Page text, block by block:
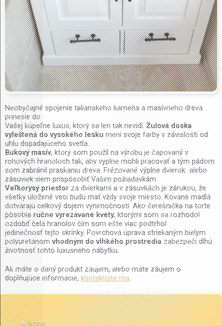
Neobyčajné spojenie talianskeho kameňa a masívneho dreva
prinesie do
Vašej kúpeľne luxus, ktorý sa len tak nevidí. Žulová doska
vyleštená do vysokého lesku mení svoje farby v závislosti od
uhlu dopadajúceho svetla.
Bukový masív, ktorý som použil na výrobu je čapovaný v
rohových hranoloch tak, aby výplne mohli pracovať a tým pádom
som zabránil praskaniu dreva. Frézované výplne dvierok alebo
zásuviek viem prispôsobiť Vašim požiadavkám.
Veľkorysý priestor za dvierkami a v zásuvkách je zárukou, že
všetky uložené veci budú mať vždy svoje miesto. Kované madlá
dotvárajú celkový dojem výnimočnosti. Ako čerešnička na torte
pôsobia ručne vyrezávané kvety, ktorými som sa rozhodol
ozdobiť čelá hranolov čím som ešte viac podtrhol
jedinečnosť tejto skrinky. Povrchová úprava striekaným bielym
polyuretánom vhodným do vlhkého prostredia zabezpečí dlhú
životnosť tohto luxusného nábytku.
Ak máte o daný produkt záujem, alebo máte záujem o
doplňujúce informácie, kontaktujte ma.